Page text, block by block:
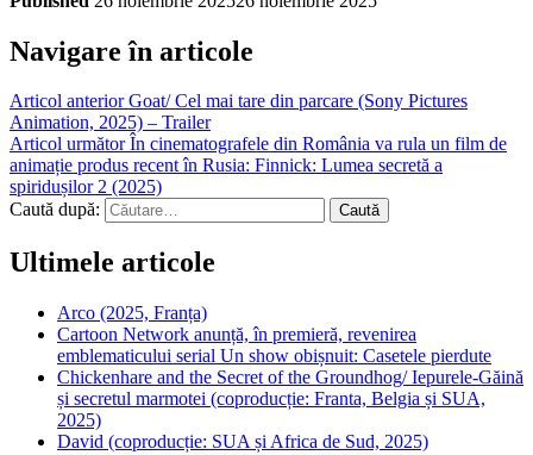
Navigare în articole
Articol anteriorGoat/ Cel mai tare din parcare (Sony Pictures
Animation, 2025) – Trailer
Articol următorÎn cinematografele din România va rula un film de
animație produs recent în Rusia: Finnick: Lumea secretă a
spiridușilor 2 (2025)
Caută după:
Ultimele articole
Arco (2025, Franța)
Cartoon Network anunță, în premieră, revenirea
emblematicului serial Un show obișnuit: Casetele pierdute
Chickenhare and the Secret of the Groundhog/ Iepurele-Găină
și secretul marmotei (coproducție: Franta, Belgia și SUA,
2025)
David (coproducție: SUA și Africa de Sud, 2025)